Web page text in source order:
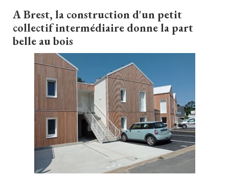
un projet dont les performances frôlent le
standard passif.
A Brest, la construction d'un petit
collectif intermédiaire donne la part
belle au bois